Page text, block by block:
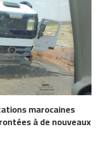
marocaines
à de nouveaux